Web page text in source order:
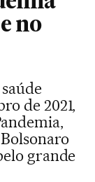
no
de 2021,
grande